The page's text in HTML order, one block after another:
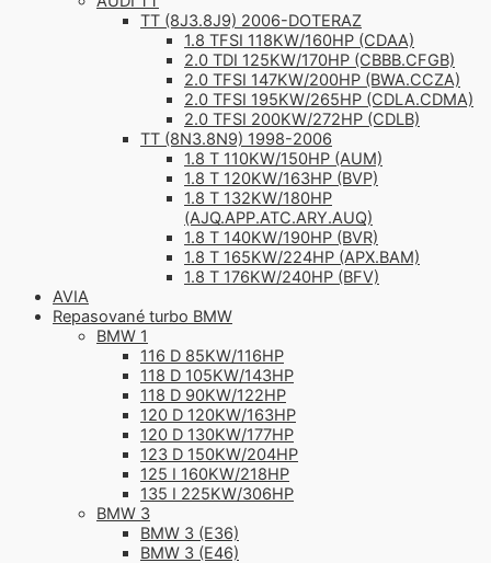
TT (8J3.8J9) 2006-DOTERAZ
1.8 TFSI 118KW/160HP (CDAA)
2.0 TDI 125KW/170HP (CBBB.CFGB)
2.0 TFSI 147KW/200HP (BWA.CCZA)
2.0 TFSI 195KW/265HP (CDLA.CDMA)
2.0 TFSI 200KW/272HP (CDLB)
TT (8N3.8N9) 1998-2006
1.8 T 110KW/150HP (AUM)
1.8 T 120KW/163HP (BVP)
1.8 T 132KW/180HP
(AJQ.APP.ATC.ARY.AUQ)
1.8 T 140KW/190HP (BVR)
1.8 T 165KW/224HP (APX.BAM)
1.8 T 176KW/240HP (BFV)
AVIA
Repasované turbo BMW
BMW 1
116 D 85KW/116HP
118 D 105KW/143HP
118 D 90KW/122HP
120 D 120KW/163HP
120 D 130KW/177HP
123 D 150KW/204HP
125 I 160KW/218HP
135 I 225KW/306HP
BMW 3
BMW 3 (E36)
BMW 3 (E46)